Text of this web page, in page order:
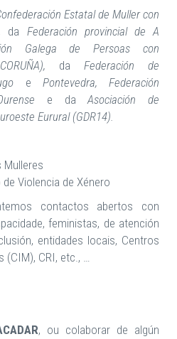
Estatal de Muller con
da Federación provincial de A
Galega de Persoas con
da Federación de
e Pontevedra, Federación
e daAsociación de
Eurural (GDR14).
Mulleres
Violencia de Xénero
contactos abertos con
feministas, de atención
entidades locais, Centros
(CIM), CRI, etc., …
, ou colaborar de algún